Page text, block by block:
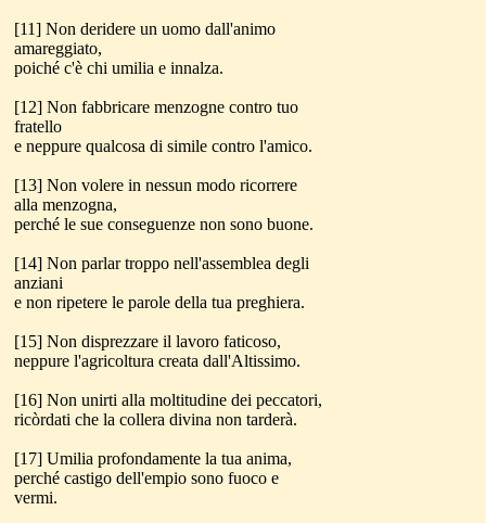
[11] Non deridere un uomo dall'animo
amareggiato,
poiché c'è chi umilia e innalza.
[12] Non fabbricare menzogne contro tuo
fratello
e neppure qualcosa di simile contro l'amico.
[13] Non volere in nessun modo ricorrere
alla menzogna,
perché le sue conseguenze non sono buone.
[14] Non parlar troppo nell'assemblea degli
anziani
e non ripetere le parole della tua preghiera.
[15] Non disprezzare il lavoro faticoso,
neppure l'agricoltura creata dall'Altissimo.
[16] Non unirti alla moltitudine dei peccatori,
ricòrdati che la collera divina non tarderà.
[17] Umilia profondamente la tua anima,
perché castigo dell'empio sono fuoco e
vermi.